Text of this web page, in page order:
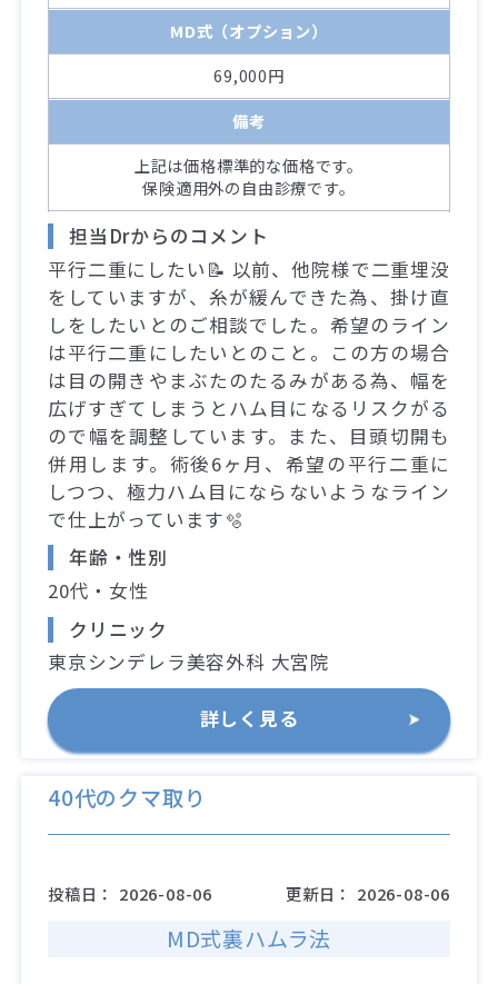
MD式（オプション）
69,000円
備考
上記は価格標準的な価格です。
保険適用外の自由診療です。
担当Drからのコメント
平行二重にしたい📝 以前、他院様で二重埋没
をしていますが、糸が緩んできた為、掛け直
しをしたいとのご相談でした。希望のライン
は平行二重にしたいとのこと。この方の場合
は目の開きやまぶたのたるみがある為、幅を
広げすぎてしまうとハム目になるリスクがる
ので幅を調整しています。また、目頭切開も
併用します。術後6ヶ月、希望の平行二重に
しつつ、極力ハム目にならないようなライン
で仕上がっています🫧
年齢・性別
20代・女性
クリニック
東京シンデレラ美容外科 大宮院
詳しく見る
40代のクマ取り
投稿日： 2026-08-06 更新日： 2026-08-06
MD式裏ハムラ法